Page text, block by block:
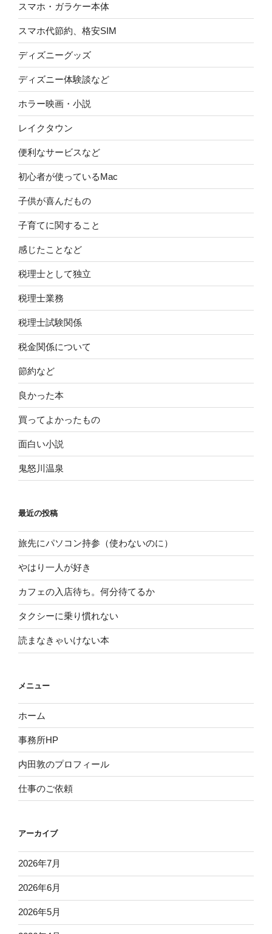
スマホ・ガラケー本体
スマホ代節約、格安SIM
ディズニーグッズ
ディズニー体験談など
ホラー映画・小説
レイクタウン
便利なサービスなど
初心者が使っているMac
子供が喜んだもの
子育てに関すること
感じたことなど
税理士として独立
税理士業務
税理士試験関係
税金関係について
節約など
良かった本
買ってよかったもの
面白い小説
鬼怒川温泉
最近の投稿
旅先にパソコン持参（使わないのに）
やはり一人が好き
カフェの入店待ち。何分待てるか
タクシーに乗り慣れない
読まなきゃいけない本
メニュー
ホーム
事務所HP
内田敦のプロフィール
仕事のご依頼
アーカイブ
2026年7月
2026年6月
2026年5月